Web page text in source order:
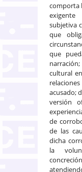
comporta
subjetiva
que
que
cultural
acusado;
versión
de
de las
dicha
la